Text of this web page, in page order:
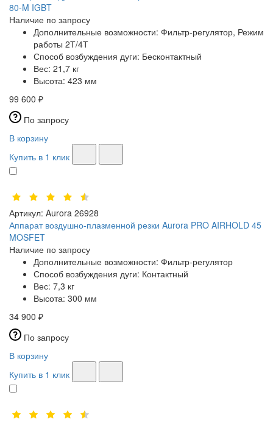
80-M IGBT
Наличие по запросу
Дополнительные возможности: Фильтр-регулятор, Режим
работы 2Т/4Т
Способ возбуждения дуги: Бесконтактный
Вес: 21,7 кг
Высота: 423 мм
99 600 ₽
По запросу
В корзину
Купить в 1 клик
Артикул: Aurora 26928
Аппарат воздушно-плазменной резки Aurora PRO AIRHOLD 45
MOSFET
Наличие по запросу
Дополнительные возможности: Фильтр-регулятор
Способ возбуждения дуги: Контактный
Вес: 7,3 кг
Высота: 300 мм
34 900 ₽
По запросу
В корзину
Купить в 1 клик